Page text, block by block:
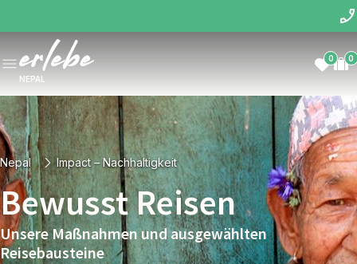
NEPAL
0 0
Nepal Impact – Nachhaltigkeit
Bewusst Reisen
Unsere Maßnahmen und ausgewählten
Reisebausteine